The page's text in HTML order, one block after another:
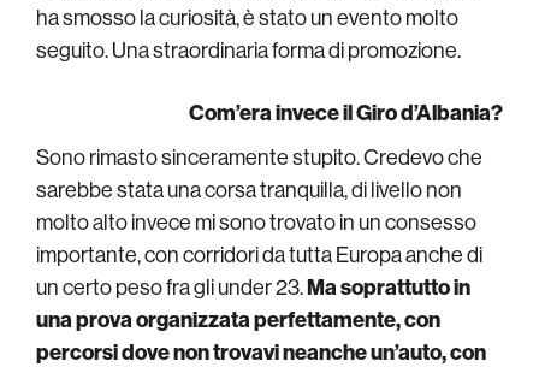
ha smosso la curiosità, è stato un evento molto
seguito. Una straordinaria forma di promozione.
Com’era invece il Giro d’Albania?
Sono rimasto sinceramente stupito. Credevo che
sarebbe stata una corsa tranquilla, di livello non
molto alto invece mi sono trovato in un consesso
importante, con corridori da tutta Europa anche di
un certo peso fra gli under 23.Ma soprattutto in
una prova organizzata perfettamente, con
percorsi dove non trovavi neanche un’auto, con